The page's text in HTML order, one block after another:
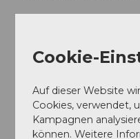
Cookie-
Auf dieser Website
Cookies, verwendet,
Kampagnen
können. Weitere